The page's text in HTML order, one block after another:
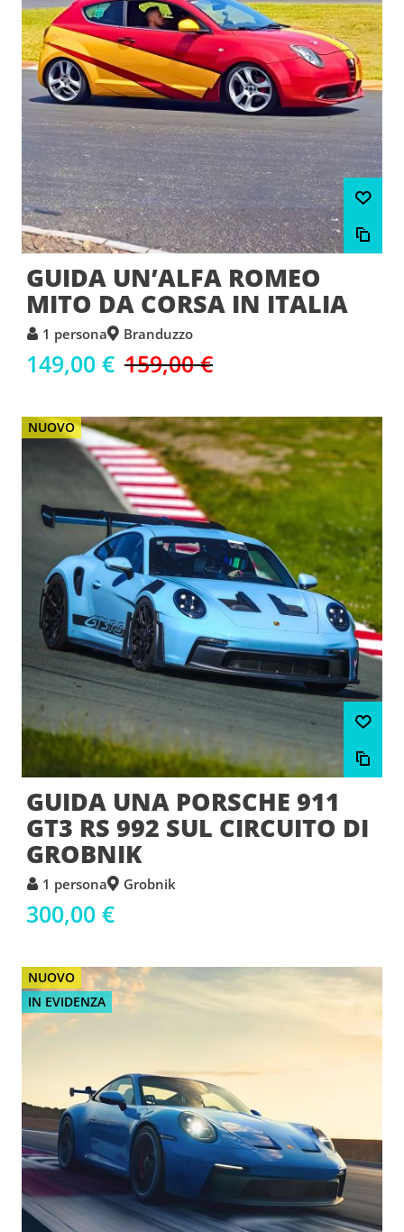
GUIDA UN’ALFA ROMEO
MITO DA CORSA IN ITALIA
1 persona Branduzzo
149,00 € 159,00 €
NUOVO
GUIDA UNA PORSCHE 911
GT3 RS 992 SUL CIRCUITO DI
GROBNIK
1 persona Grobnik
300,00 €
NUOVO
IN EVIDENZA